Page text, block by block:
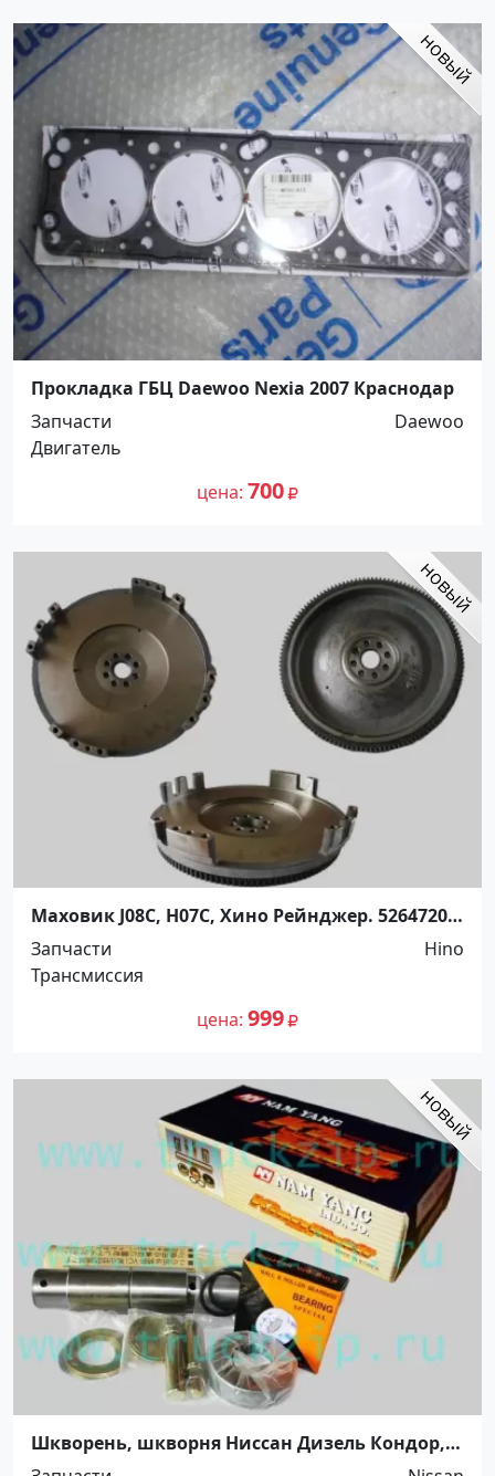
Прокладка ГБЦ Daewoo Nexia 2007 Краснодар
Запчасти
Daewoo
Двигатель
цена 700
Маховик J08C, H07C, Хино Рейнджер. 5264720
Краснодар
Запчасти
Hino
Трансмиссия
цена 999
Шкворень, шкворня Ниссан Дизель Кондор,
ф35.0*206.0. 5264720 Краснодар